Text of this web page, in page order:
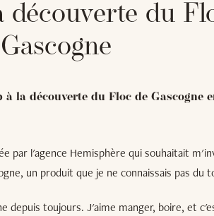
du
Gascogne
la découverte du Floc de Gascogne
par l'agence Hemisphère qui souhaitait
un produit que je ne connaissais pas du
depuis toujours. J'aime manger, boire, et